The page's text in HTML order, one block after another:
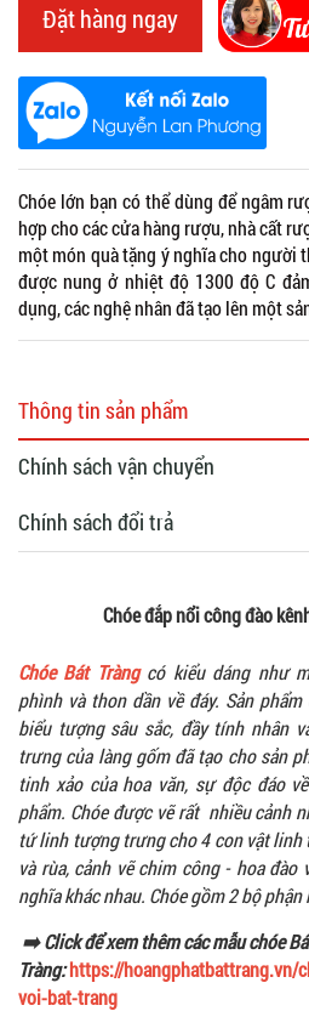
Đặt hàng ngay
Chóe lớn bạn có thể dùng để ngâm
hợp cho các cửa hàng rượu, nhà cất
một món quà tặng ý nghĩa cho người
được nung ở nhiệt độ 1300 độ C
dụng, các nghệ nhân đã tạo lên một
Thông tin sản phẩm
Chính sách vận chuyển
Chính sách đổi trả
Chóe đắp nổi công đào
Chóe Bát Tràng có kiểu dáng như
phình và thon dần về đáy. Sản
biểu tượng sâu sắc, đầy tính nhân
trưng của làng gốm đã tạo cho sản
tinh xảo của hoa văn, sự độc đáo
phẩm. Chóe được vẽ rất nhiều cảnh
tứ linh tượng trưng cho 4 con vật linh
và rùa, cảnh vẽ chim công - hoa đào
nghĩa khác nhau. Chóe gồm 2 bộ
➡️ Click để xem thêm các mẫu chóe
Tràng:https://hoangphatbattrang.vn/
voi-bat-trang